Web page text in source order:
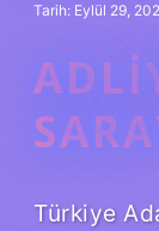
Tarih: Eylül 29,
Türkiye